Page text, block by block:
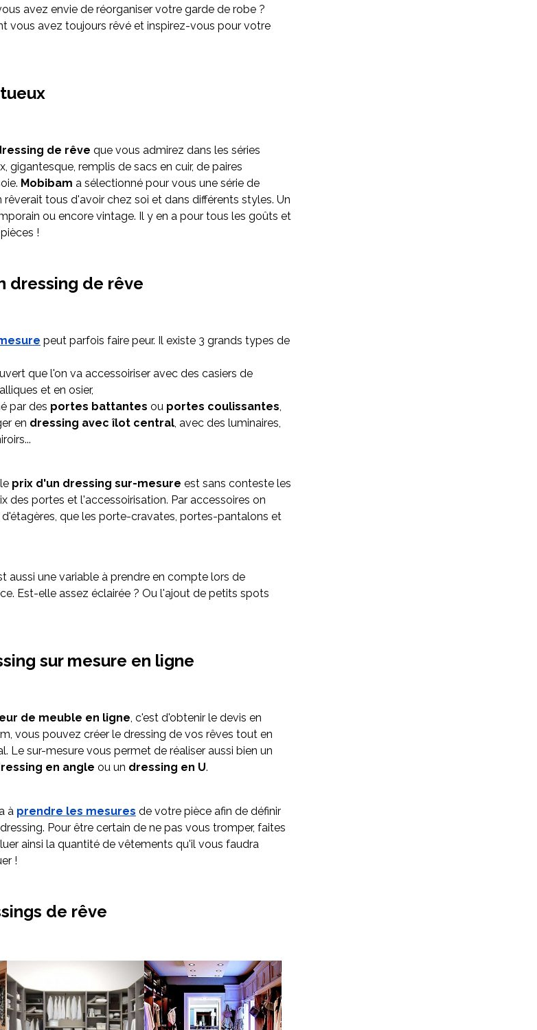
avez envie de réorganiser votre garde de robe ?
vous avez toujours rêvé et inspirez-vous pour votre
de rêve que vous admirez dans les séries
gigantesque, remplis de sacs en cuir, de paires
Mobibam a sélectionné pour vous une série de
tous d'avoir chez soi et dans différents styles. Un
ou encore vintage. Il y en a pour tous les goûts et
!
dressing de rêve
peut parfois faire peur. Il existe 3 grands types de
que l'on va accessoiriser avec des casiers de
et en osier,
par des portes battantes ou portes coulissantes,
en dressing avec îlot central, avec des luminaires,
prix d'un dressing sur-mesure est sans conteste les
des portes et l'accessoirisation. Par accessoires on
que les porte-cravates, portes-pantalons et
aussi une variable à prendre en compte lors de
Est-elle assez éclairée ? Ou l'ajout de petits spots
sur mesure en ligne
de meuble en ligne, c'est d'obtenir le devis en
vous pouvez créer le dressing de vos rêves tout en
Le sur-mesure vous permet de réaliser aussi bien un
en angle ou un dressing en U.
à prendre les mesures de votre pièce afin de définir
Pour être certain de ne pas vous tromper, faites
ainsi la quantité de vêtements qu'il vous faudra
!
de rêve